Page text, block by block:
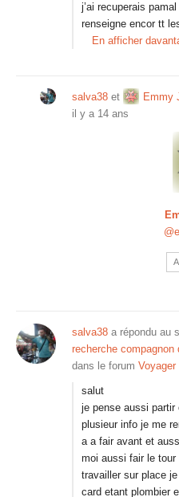
j’ai recuperais
renseigne encor tt
En afficher
salva38 et Emmy
il y a 14 ans
salva38 a répondu au
recherche compagnon
dans le forum Voyager
salut
je pense aussi partir
plusieur info je me
a a fair avant et
moi aussi fair le
travailler sur place
card etant plombier